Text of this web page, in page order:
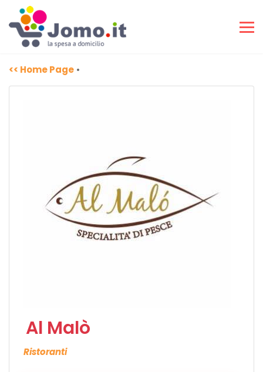
<< Home Page •
Al Malò
Ristoranti